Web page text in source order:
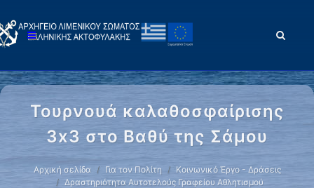
Τουρνουά καλαθοσφαίρισης
3x3 στο Βαθύ της Σάμου
Αρχική σελίδα Για τον Πολίτη
Κοινωνικό Έργο - Δράσεις
Δραστηριότητα Αυτοτελούς Γραφείου Αθλητισμού